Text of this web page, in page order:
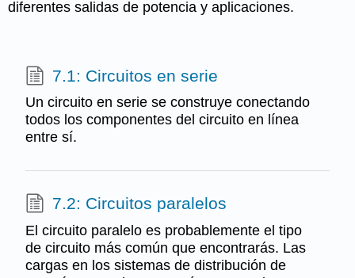
diferentes salidas de potencia y aplicaciones.
7.1: Circuitos en serie
Un circuito en serie se construye conectando
todos los componentes del circuito en línea
entre sí.
7.2: Circuitos paralelos
El circuito paralelo es probablemente el tipo
de circuito más común que encontrarás. Las
cargas en los sistemas de distribución de